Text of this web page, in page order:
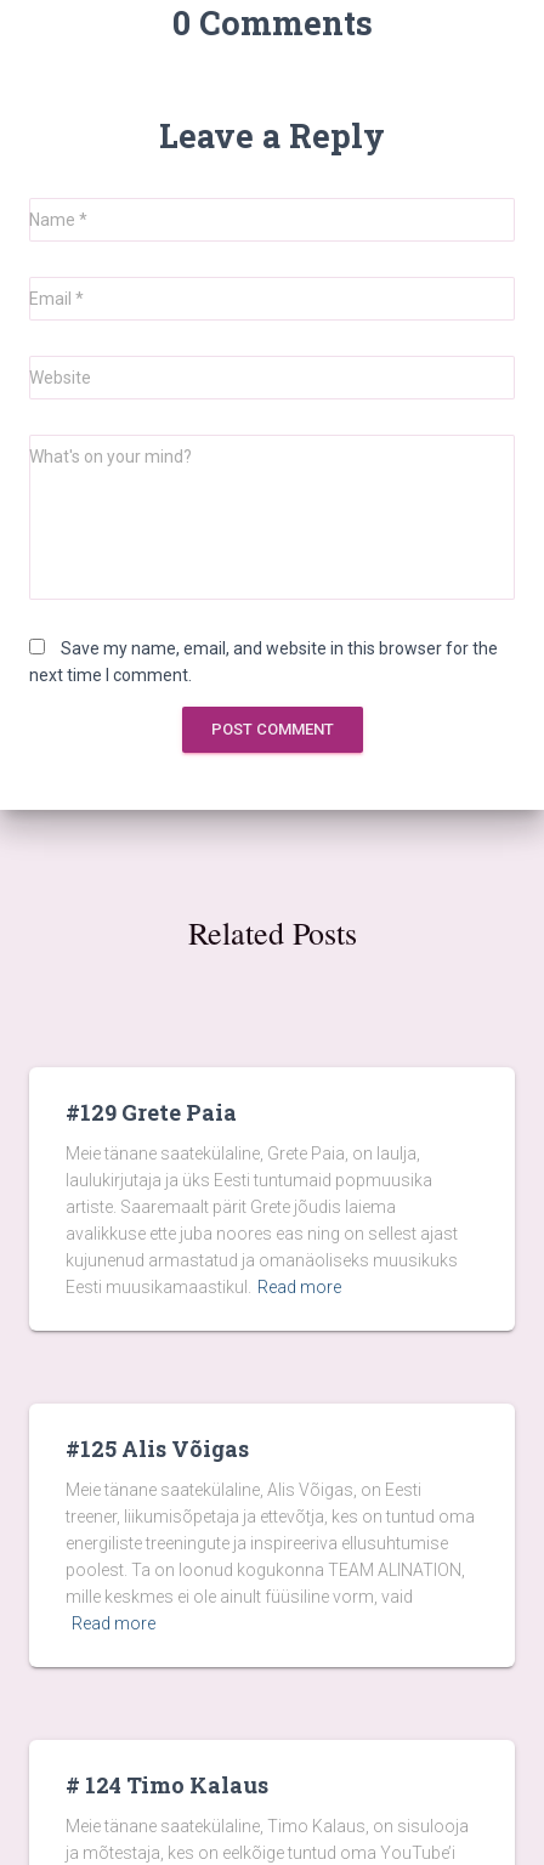
0 Comments
Leave a Reply
Name *
Email *
Website
What's on your mind?
Save my name, email, and website in this browser for the
next time I comment.
Related Posts
#129 Grete Paia
Meie tänane saatekülaline, Grete Paia, on laulja,
laulukirjutaja ja üks Eesti tuntumaid popmuusika
artiste. Saaremaalt pärit Grete jõudis laiema
avalikkuse ette juba noores eas ning on sellest ajast
kujunenud armastatud ja omanäoliseks muusikuks
Eesti muusikamaastikul.
Read more
#125 Alis Võigas
Meie tänane saatekülaline, Alis Võigas, on Eesti
treener, liikumisõpetaja ja ettevõtja, kes on tuntud oma
energiliste treeningute ja inspireeriva ellusuhtumise
poolest. Ta on loonud kogukonna TEAM ALINATION,
mille keskmes ei ole ainult füüsiline vorm, vaid
Read more
# 124 Timo Kalaus
Meie tänane saatekülaline, Timo Kalaus, on sisulooja
ja mõtestaja, kes on eelkõige tuntud oma YouTube’i